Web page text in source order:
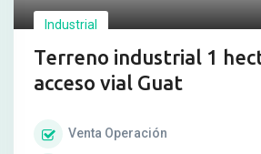
Industrial
Terreno industrial 1
acceso vial Guat
Venta Operación